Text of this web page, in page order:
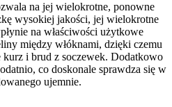
na jej wielokrotne, ponowne
wysokiej jakości, jej wielokrotne
na właściwości użytkowe
między włóknami, dzięki czemu
kurz i brud z soczewek. Dodatkowo
co doskonale sprawdza się w
ujemnie.